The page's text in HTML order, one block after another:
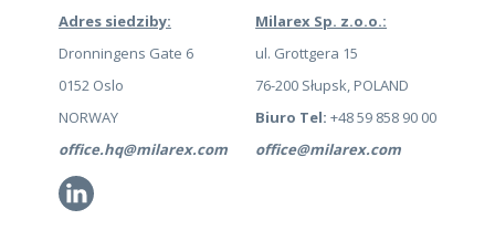
Adres siedziby:
Dronningens Gate 6
0152 Oslo
NORWAY
office.hq@milarex.com
Li
Milarex Sp. z.o.o.:
ul. Grottgera 15
76-200 Słupsk, POLAND
Biuro Tel: +48 59 858 90 00
office@milarex.com